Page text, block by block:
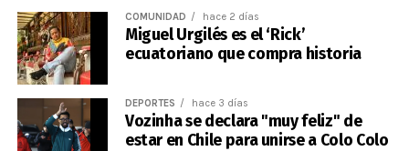
COMUNIDAD hace 2 días
Miguel Urgilés es el ‘Rick’
ecuatoriano que compra historia
DEPORTES hace 3 días
Vozinha se declara "muy feliz" de
estar en Chile para unirse a Colo Colo